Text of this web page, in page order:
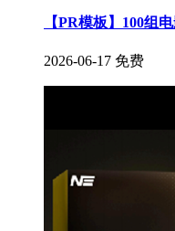
【PR模板】100组
2026-06-17 免费